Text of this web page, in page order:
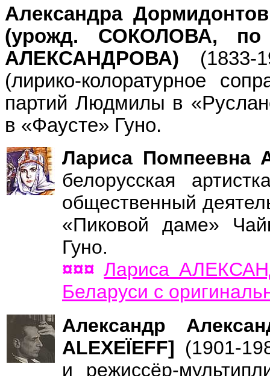
Александра
(урожд. СОКОЛОВА,
АЛЕКСАНДРОВА) (1833-
(лирико-колоратурное
партий Людмилы в
в «Фаусте» Гуно.
Лариса
белорусская
общественный
«Пиковой даме»
Гуно.
¤¤¤ Лариса
Беларуси с
Александр
ALEXEÏEFF] (1901-
и режиссёр-